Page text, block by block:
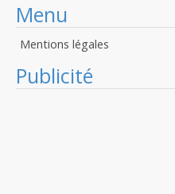
Menu
Mentions légales
Publicité